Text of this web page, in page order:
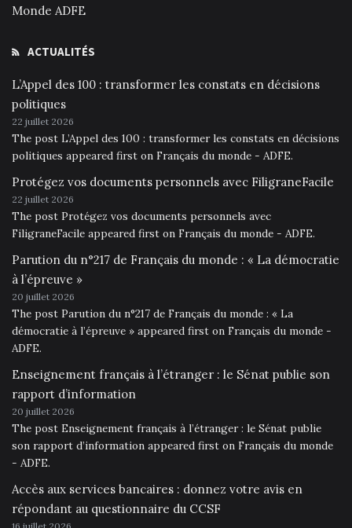
Monde ADFE
ACTUALITÉS
L’Appel des 100 : transformer les constats en décisions
politiques
22 juillet 2026
The post L’Appel des 100 : transformer les constats en décisions
politiques appeared first on Français du monde - ADFE.
Protégez vos documents personnels avec FiligraneFacile
22 juillet 2026
The post Protégez vos documents personnels avec
FiligraneFacile appeared first on Français du monde - ADFE.
Parution du n°217 de Français du monde : « La démocratie
à l’épreuve »
20 juillet 2026
The post Parution du n°217 de Français du monde : « La
démocratie à l’épreuve » appeared first on Français du monde -
ADFE.
Enseignement français à l’étranger : le Sénat publie son
rapport d’information
20 juillet 2026
The post Enseignement français à l’étranger : le Sénat publie
son rapport d’information appeared first on Français du monde
- ADFE.
Accès aux services bancaires : donnez votre avis en
répondant au questionnaire du CCSF